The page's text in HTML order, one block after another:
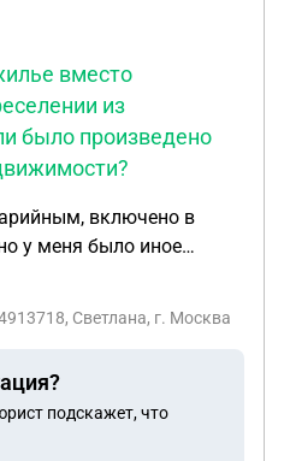
вместо
из
было произведено
включено в
у меня было иное
в дар внуку, на
п от 30.03.2021 г. мне
отчуждение жиля
признано также
что все таки
Светлана, г. Москва
подскажет, что